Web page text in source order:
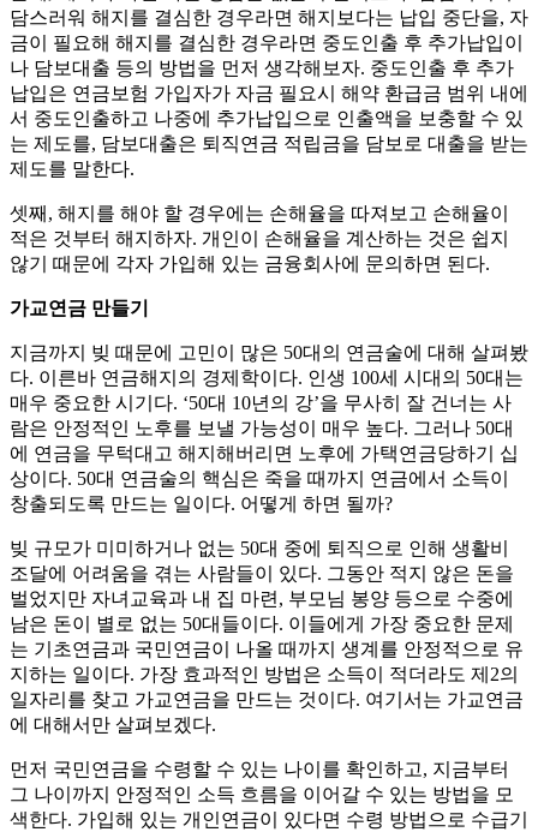
담스러워 해지를 결심한 경우라면 해지보다는 납입 중단을, 자
금이 필요해 해지를 결심한 경우라면 중도인출 후 추가납입이
나 담보대출 등의 방법을 먼저 생각해보자. 중도인출 후 추가
납입은 연금보험 가입자가 자금 필요시 해약 환급금 범위 내에
서 중도인출하고 나중에 추가납입으로 인출액을 보충할 수 있
는 제도를, 담보대출은 퇴직연금 적립금을 담보로 대출을 받는
제도를 말한다.
셋째, 해지를 해야 할 경우에는 손해율을 따져보고 손해율이
적은 것부터 해지하자. 개인이 손해율을 계산하는 것은 쉽지
않기 때문에 각자 가입해 있는 금융회사에 문의하면 된다.
가교연금 만들기
지금까지 빚 때문에 고민이 많은 50대의 연금술에 대해 살펴봤
다. 이른바 연금해지의 경제학이다. 인생 100세 시대의 50대는
매우 중요한 시기다. ‘50대 10년의 강’을 무사히 잘 건너는 사
람은 안정적인 노후를 보낼 가능성이 매우 높다. 그러나 50대
에 연금을 무턱대고 해지해버리면 노후에 가택연금당하기 십
상이다. 50대 연금술의 핵심은 죽을 때까지 연금에서 소득이
창출되도록 만드는 일이다. 어떻게 하면 될까?
빚 규모가 미미하거나 없는 50대 중에 퇴직으로 인해 생활비
조달에 어려움을 겪는 사람들이 있다. 그동안 적지 않은 돈을
벌었지만 자녀교육과 내 집 마련, 부모님 봉양 등으로 수중에
남은 돈이 별로 없는 50대들이다. 이들에게 가장 중요한 문제
는 기초연금과 국민연금이 나올 때까지 생계를 안정적으로 유
지하는 일이다. 가장 효과적인 방법은 소득이 적더라도 제2의
일자리를 찾고 가교연금을 만드는 것이다. 여기서는 가교연금
에 대해서만 살펴보겠다.
먼저 국민연금을 수령할 수 있는 나이를 확인하고, 지금부터
그 나이까지 안정적인 소득 흐름을 이어갈 수 있는 방법을 모
색한다. 가입해 있는 개인연금이 있다면 수령 방법으로 수급기